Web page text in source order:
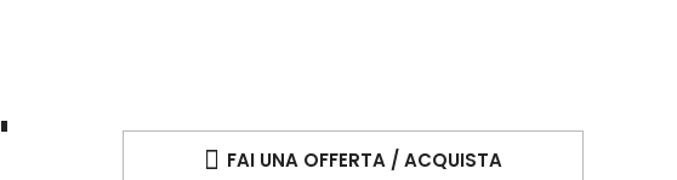
FAI UNA OFFERTA / ACQUISTA